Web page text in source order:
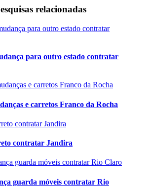
relacionadas
para outro estado contratar
e carretos Franco da Rocha
contratar Jandira
guarda móveis contratar Rio